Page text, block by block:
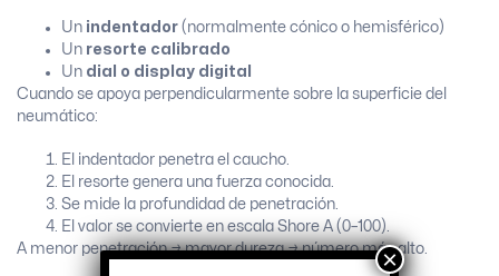
Un indentador (normalmente cónico o hemisférico)
Un resorte calibrado
Un dial o display digital
Cuando se apoya perpendicularmente sobre la superficie del
neumático:
El indentador penetra el caucho.
El resorte genera una fuerza conocida.
Se mide la profundidad de penetración.
El valor se convierte en escala Shore A (0–100).
A menor penetración → mayor dureza → número más alto.
×